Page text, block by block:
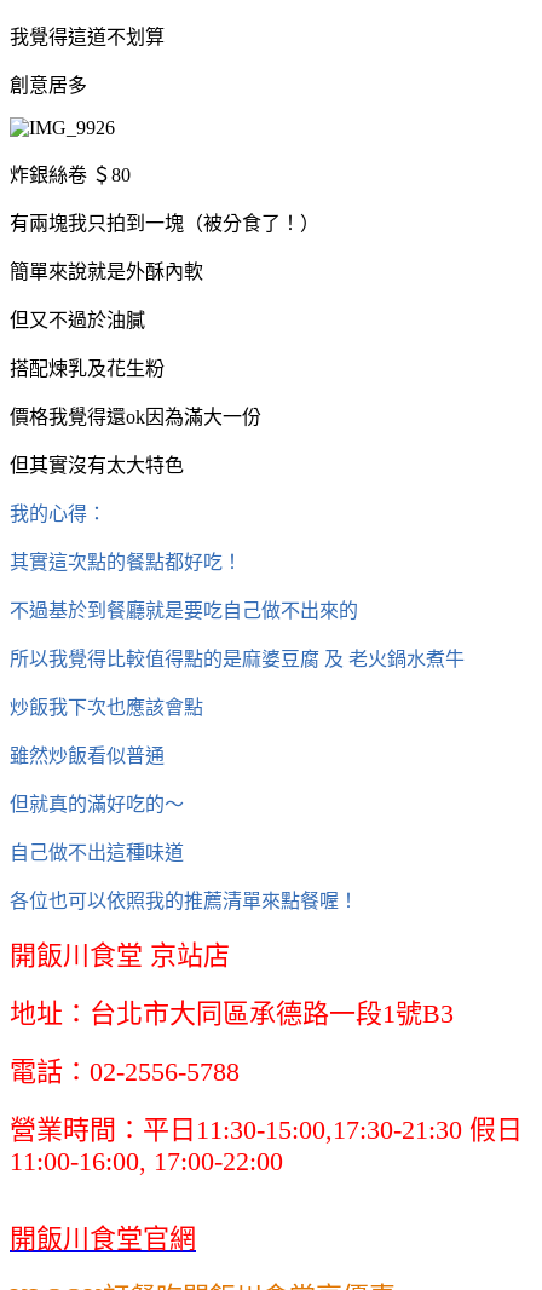
我覺得這道不划算
創意居多
炸銀絲卷 ＄80
有兩塊我只拍到一塊（被分食了！）
簡單來說就是外酥內軟
但又不過於油膩
搭配煉乳及花生粉
價格我覺得還ok因為滿大一份
但其實沒有太大特色
我的心得：
其實這次點的餐點都好吃！
不過基於到餐廳就是要吃自己做不出來的
所以我覺得比較值得點的是麻婆豆腐 及 老火鍋水煮牛
炒飯我下次也應該會點
雖然炒飯看似普通
但就真的滿好吃的～
自己做不出這種味道
各位也可以依照我的推薦清單來點餐喔！
開飯川食堂 京站店
地址：台北市大同區承德路一段1號B3
電話：02-2556-5788
營業時間：平日11:30-15:00,17:30-21:30 假日
11:00-16:00, 17:00-22:00
開飯川食堂官網